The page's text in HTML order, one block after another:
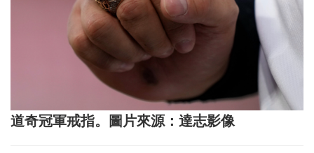
道奇冠軍戒指。圖片來源：達志影像